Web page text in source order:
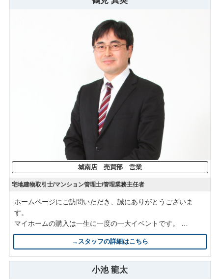
城南店 売買部 営業
宅地建物取引士/マンション管理士/管理業務主任者
ホームページにご訪問いただき、誠にありがとうございま
す。
マイホームの購入は一生に一度の一大イベントです。
希望や夢といった前向きなお気持ちだけでなく、悩みや不安
といったマイナスな部分にも真摯に寄り添って、
お客様に「買ってよかった」と思っていただけるよう、誠心
誠意努めて参りますので、どうぞ宜しくお願い致します。
→スタッフの詳細はこちら
小池 龍太